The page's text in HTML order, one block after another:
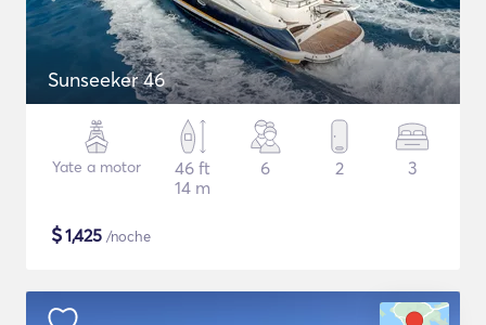
Sunseeker 46
Yate a motor
46 ft
14 m
6 2 3
$1,425 /noche